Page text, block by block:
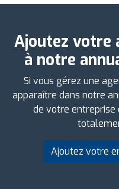
Ajoutez votre
à notre
Si vous gérez une
apparaître dans notre
de votre entreprise
Ajoutez votre